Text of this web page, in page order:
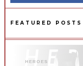
FEATURED POSTS
HEROES